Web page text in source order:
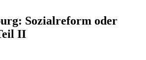
Sozialreform oder
II